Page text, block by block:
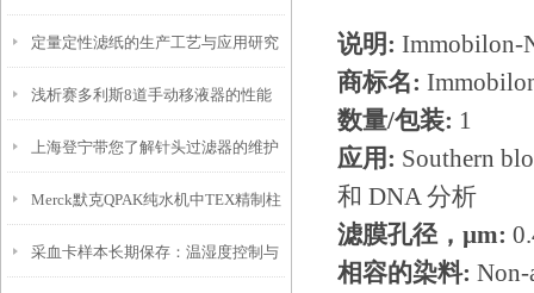
方法
定量定性滤纸的生产工艺与应用研究
浅析赛多利斯8道手动移液器的性能
特点
上海登宁带您了解针头过滤器的维护
Merck默克QPAK纯水机中TEX精制柱
纯化柱的作用
采血卡样本长期保存：温湿度控制与
说明: Immobilon-
商标名:
数量/包装: 1
应用: Southern
和 DNA 分析
滤膜孔径，µm:
相容的染料: Non-